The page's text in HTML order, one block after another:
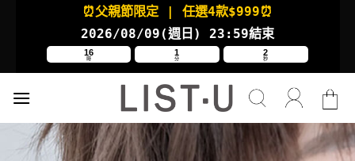
⏰父親節限定 | 任選4款$999⏰
2026/08/09(週日 ) 23:59結束
16
時
1
分
1
秒